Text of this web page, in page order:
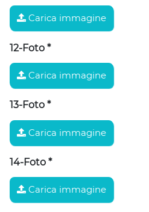
Carica immagine
12-Foto *
Carica immagine
13-Foto *
Carica immagine
14-Foto *
Carica immagine